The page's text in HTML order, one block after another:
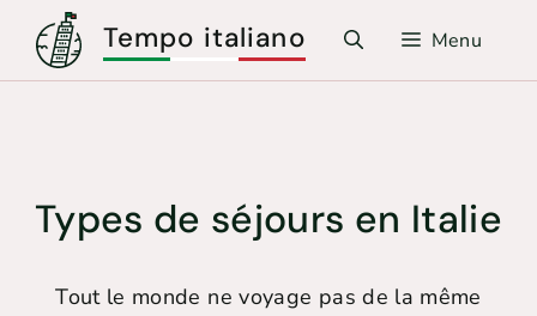
contenu
Tempo italiano Menu
Types de séjours en Italie
Tout le monde ne voyage pas de la même